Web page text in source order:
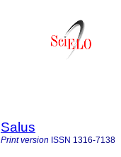
Salus
Print version ISSN 1316-7138